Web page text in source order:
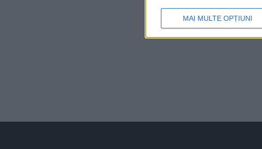
MAI MULTE OPȚIUNI